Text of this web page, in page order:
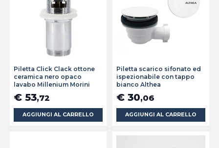
Piletta Click Clack ottone
ceramica nero opaco
lavabo Millenium Morini
€ 53,72
AGGIUNGI AL CARRELLO
Piletta scarico sifonato ed
ispezionabile con tappo
bianco Althea
€ 30,06
AGGIUNGI AL CARRELLO